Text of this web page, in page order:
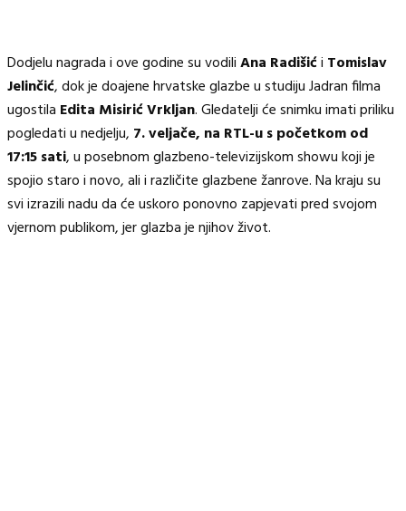
Dodjelu nagrada i ove godine su vodiliAna Radišići Tomislav
Jelinčić, dok je doajene hrvatske glazbe u studiju Jadran filma
ugostila Edita Misirić Vrkljan. Gledatelji će snimku imati priliku
pogledati u nedjelju, 7. veljače, na RTL-u s početkom od
17:15 sati, u posebnom glazbeno-televizijskom showu koji je
spojio staro i novo, ali i različite glazbene žanrove. Na kraju su
svi izrazili nadu da će uskoro ponovno zapjevati pred svojom
vjernom publikom, jer glazba je njihov život.